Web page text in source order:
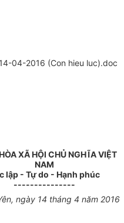
04-2016 (Con hieu luc).doc
XÃ HỘI CHỦ NGHĨA VIỆT
NAM
lập - Tự do - Hạnh phúc
---------------
ngày 14 tháng 4 năm 2016